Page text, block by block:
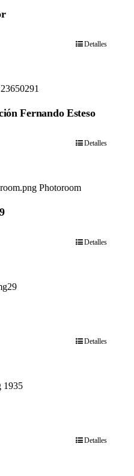
Detalles
Fernando Esteso
Detalles
Detalles
Detalles
Detalles